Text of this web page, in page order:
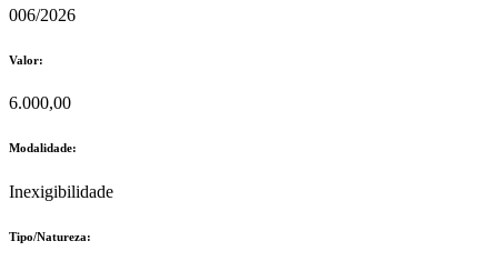
006/2026
Valor:
6.000,00
Modalidade:
Inexigibilidade
Tipo/Natureza: